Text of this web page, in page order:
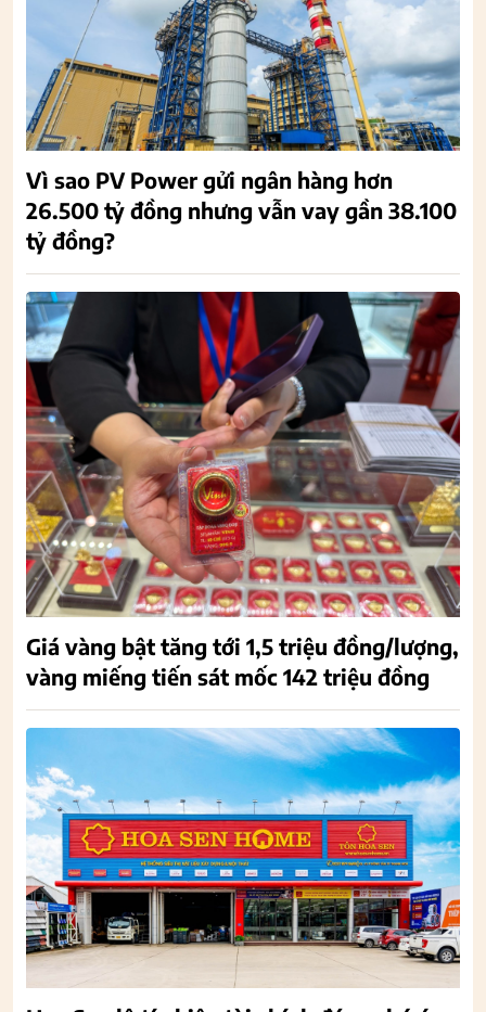
Vì sao PV Power gửi ngân hàng hơn
26.500 tỷ đồng nhưng vẫn vay gần 38.100
tỷ đồng?
Giá vàng bật tăng tới 1,5 triệu đồng/lượng,
vàng miếng tiến sát mốc 142 triệu đồng